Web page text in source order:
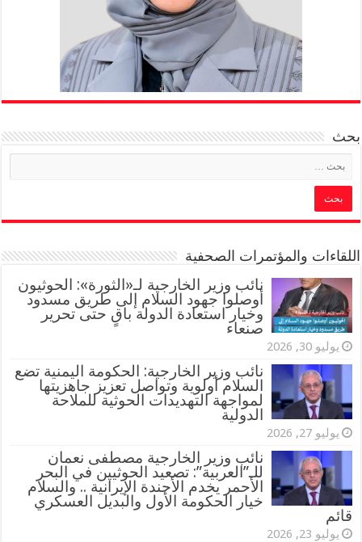
بحث
اللقاءات والمؤتمرات الصحفية
‏نائب وزير الخارجية لـ«الثورة»: الحوثيون
أوصلوا جهود السلام إلى طريق مسدود
وخيار استعادة الدولة باقٍ حتى تحرير
صنعاء
يوليو 30, 2026
نائب وزير الخارجية: الحكومة اليمنية تضع
السلام أولوية وتواصل تعزيز جاهزيتها
لمواجهة التهديدات الحوثية للملاحة
الدولية
يوليو 27, 2026
نائب وزير الخارجية مصطفى نعمان
للـ”العربية”: تصعيد الحوثيين في البحر
الأحمر يخدم الأجندة الإيرانية .. والسلام
خيار الحكومة الأول والبديل العسكري
قائم
يوليو 23, 2026